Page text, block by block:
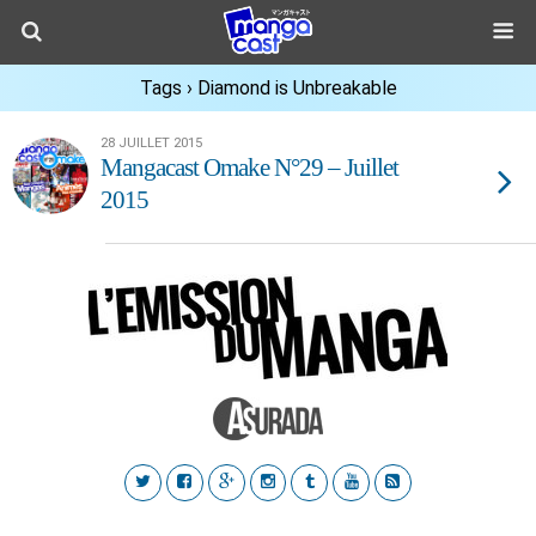
Tags › Diamond is Unbreakable
28 JUILLET 2015
Mangacast Omake N°29 – Juillet
2015